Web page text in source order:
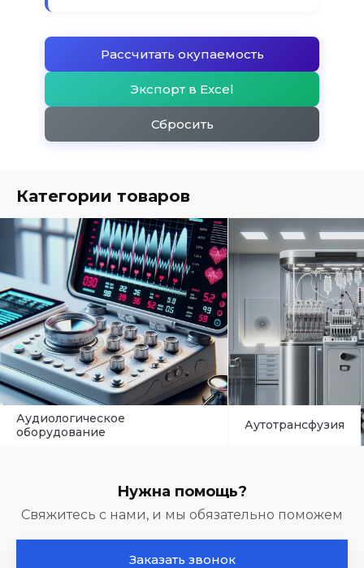
Рассчитать окупаемость
Экспорт в Excel
Сбросить
Категории товаров
Аудиологическое
оборудование
Аутотрансфузия
Нужна помощь?
Свяжитесь с нами, и мы обязательно поможем
Заказать звонок